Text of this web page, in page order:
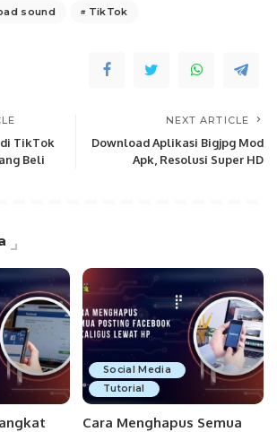
sound TikTok
TikTok
Beli
NEXT ARTICLE
Download Aplikasi Bigjpg Mod
Apk, Resolusi Super HD
Social Media
Tutorial
Cara Menghapus Semua